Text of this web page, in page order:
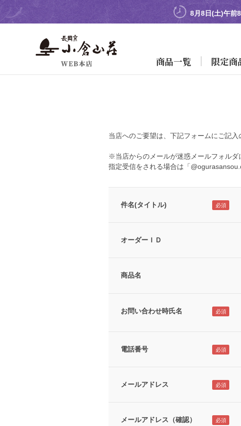
8月8日(土)午前
商品一覧 限定商
当店へのご要望は、下記フォームにご記入
※当店からのメールが迷惑メールフォルダ
指定受信をされる場合は「
件名(タイトル)
オーダーＩＤ
商品名
お問い合わせ時氏名
電話番号
メールアドレス
メールアドレス（確認）